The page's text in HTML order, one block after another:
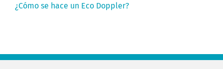
¿Cómo se hace un Eco Doppler?